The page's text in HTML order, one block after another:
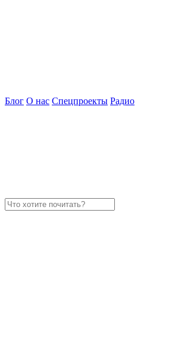
Блог О нас Спецпроекты Радио